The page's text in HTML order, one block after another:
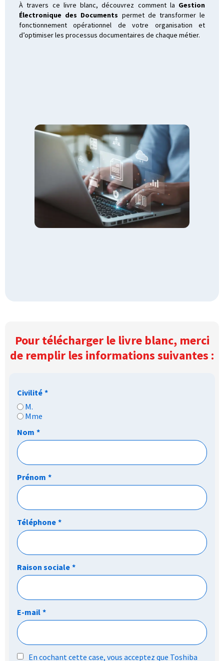
À travers ce livre blanc, découvrez comment la Gestion
Électronique des Documents permet de transformer le
fonctionnement opérationnel de votre organisation et
d’optimiser les processus documentaires de chaque métier.
Pour télécharger le livre blanc, merci
de remplir les informations suivantes :
Civilité *
M.
Mme
Nom *
Prénom *
Téléphone *
Raison sociale *
E-mail *
RGPDEn cochant cette case, vous acceptez que Toshiba